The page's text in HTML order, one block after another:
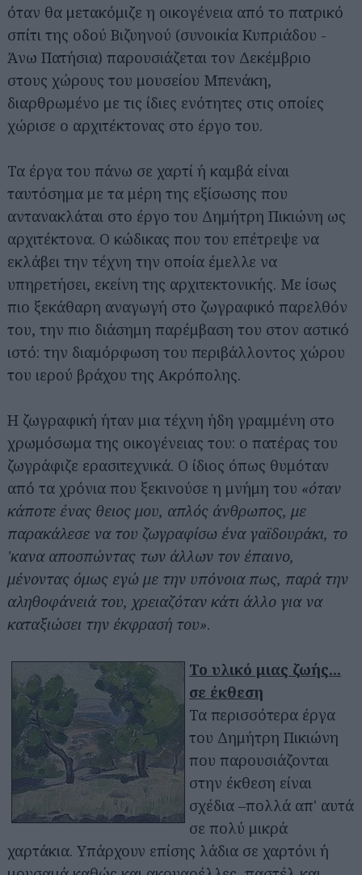
όταν θα μετακόμιζε η οικογένεια από το πατρικό
σπίτι της οδού Βιζυηνού (συνοικία Κυπριάδου -
Άνω Πατήσια) παρουσιάζεται τον Δεκέμβριο
στους χώρους του μουσείου Μπενάκη,
διαρθρωμένο με τις ίδιες ενότητες στις οποίες
χώρισε ο αρχιτέκτονας στο έργο του.
Τα έργα του πάνω σε χαρτί ή καμβά είναι
ταυτόσημα με τα μέρη της εξίσωσης που
αντανακλάται στο έργο του Δημήτρη Πικιώνη ως
αρχιτέκτονα. Ο κώδικας που του επέτρεψε να
εκλάβει την τέχνη την οποία έμελλε να
υπηρετήσει, εκείνη της αρχιτεκτονικής. Με ίσως
πιο ξεκάθαρη αναγωγή στο ζωγραφικό παρελθόν
του, την πιο διάσημη παρέμβαση του στον αστικό
ιστό: την διαμόρφωση του περιβάλλοντος χώρου
του ιερού βράχου της Ακρόπολης.
Η ζωγραφική ήταν μια τέχνη ήδη γραμμένη στο
χρωμόσωμα της οικογένειας του: ο πατέρας του
ζωγράφιζε ερασιτεχνικά. Ο ίδιος όπως θυμόταν
από τα χρόνια που ξεκινούσε η μνήμη του «όταν
κάποτε ένας θειος μου, απλός άνθρωπος, με
παρακάλεσε να του ζωγραφίσω ένα γαϊδουράκι, το
'κανα αποσπώντας των άλλων τον έπαινο,
μένοντας όμως εγώ με την υπόνοια πως, παρά την
αληθοφάνειά του, χρειαζόταν κάτι άλλο για να
καταξιώσει την έκφρασή του».
Το υλικό μιας ζωής...
σε έκθεση
Τα περισσότερα έργα
του Δημήτρη Πικιώνη
που παρουσιάζονται
στην έκθεση είναι
σχέδια –πολλά απ' αυτά
σε πολύ μικρά
χαρτάκια. Υπάρχουν επίσης λάδια σε χαρτόνι ή